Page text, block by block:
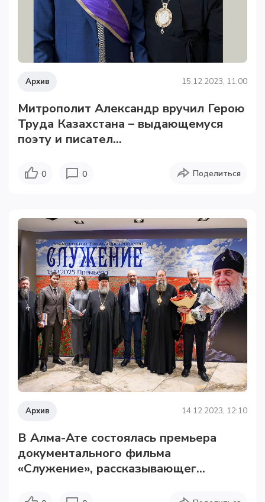
Архив 15.12.2023, 11:00
Митрополит Александр вручил Герою
Труда Казахстана – выдающемуся
поэту и писател...
0 0 Поделиться
Архив 14.12.2023, 12:10
В Алма-Ате состоялась премьера
документального фильма
«Служение», рассказывающег...